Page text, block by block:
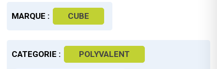
MARQUE : CUBE
CATEGORIE : POLYVALENT